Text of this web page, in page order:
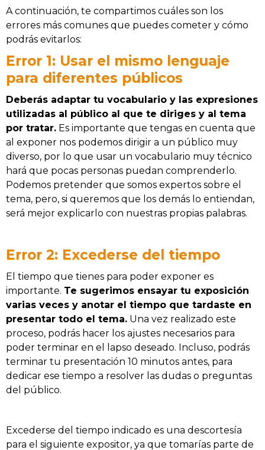
A continuación, te compartimos cuáles son los
errores más comunes que puedes cometer y cómo
podrás evitarlos:
Error 1: Usar el mismo lenguaje
para diferentes públicos
Deberás adaptar tu vocabulario y las expresiones
utilizadas al público al que te diriges y al tema
por tratar. Es importante que tengas en cuenta que
al exponer nos podemos dirigir a un público muy
diverso, por lo que usar un vocabulario muy técnico
hará que pocas personas puedan comprenderlo.
Podemos pretender que somos expertos sobre el
tema, pero, si queremos que los demás lo entiendan,
será mejor explicarlo con nuestras propias palabras.
Error 2: Excederse del tiempo
El tiempo que tienes para poder exponer es
importante. Te sugerimos ensayar tu exposición
varias veces y anotar el tiempo que tardaste en
presentar todo el tema. Una vez realizado este
proceso, podrás hacer los ajustes necesarios para
poder terminar en el lapso deseado. Incluso, podrás
terminar tu presentación 10 minutos antes, para
dedicar ese tiempo a resolver las dudas o preguntas
del público.
Excederse del tiempo indicado es una descortesía
para el siguiente expositor, ya que tomarías parte de